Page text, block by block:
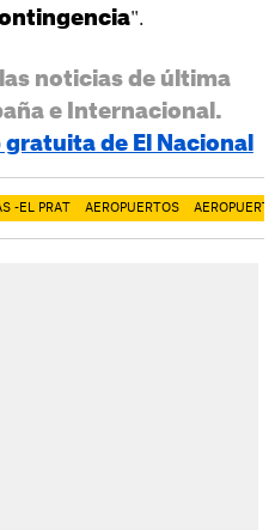
".
noticias de última
e Internacional.
de El Nacional
-EL PRAT AEROPUERTOS